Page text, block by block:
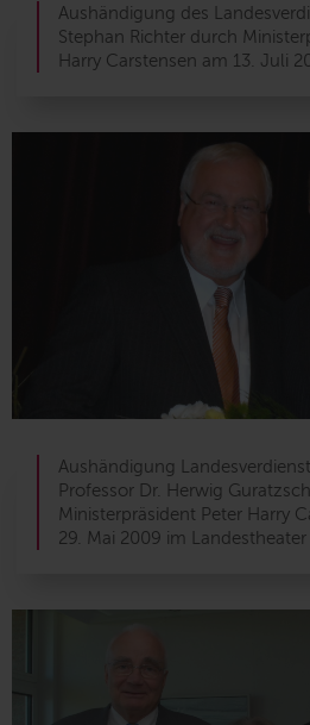
Aushändigung des
Stephan Richter durch
Harry Carstensen am 13. Juli
Aushändigung
Professor Dr. Herwig
Ministerpräsident Peter Harry
29. Mai 2009 im